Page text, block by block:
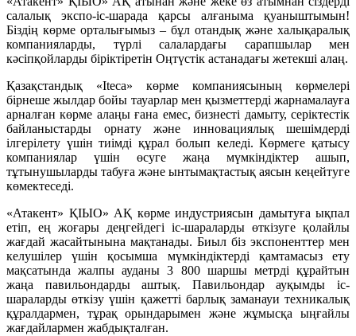
салалық экспо-іс-шарада қарсы алғаныма қуаныштымын!
Біздің көрме орталығымыз – бұл отандық және халықаралық
компанияларды, түрлі салалардағы сарапшылар мен
кәсіпқойларды біріктіретін Оңтүстік астанадағы жетекші алаң.
Қазақстандық «Iteca»
көрме компаниясының көрмелері
бірнеше жылдар бойы тауарлар мен қызметтерді жарнамалауға
арналған көрме алаңы ғана емес, бизнесті дамыту, серіктестік
байланыстарды орнату және инновациялық шешімдерді
ілгерілету үшін тиімді құрал болып келеді. Көрмеге қатысу
компаниялар үшін өсуге жаңа мүмкіндіктер ашып,
тұтынушыларды табуға және ынтымақтастық аясын кеңейтуге
көмектеседі.
«Атакент» ҚІЫО» АҚ көрме индустриясын дамытуға ықпал
етіп, ең жоғары деңгейдегі іс-шараларды өткізуге қолайлы
жағдай жасайтынына мақтанады. Биыл біз экспоненттер мен
келушілер үшін қосымша мүмкіндіктерді қамтамасыз ету
мақсатында жалпы ауданы 3 800 шаршы метрді құрайтын
жаңа павильондарды аштық. Павильондар ауқымды іс-
шараларды өткізу үшін қажетті барлық заманауи техникалық
құралдармен, тұрақ орындарымен және жұмысқа ыңғайлы
жағдайлармен жабдықталған.